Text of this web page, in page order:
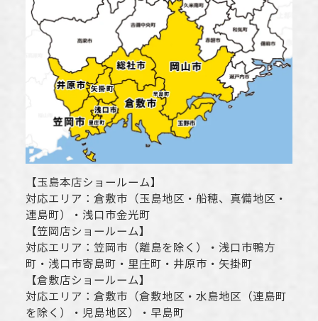
【玉島本店ショールーム】
対応エリア： 倉敷市 （玉島地区・船穂、真備地区・
連島町）・ 浅口市金光町
【笠岡店ショールーム】
対応エリア： 笠岡市（離島を除く） ・ 浅口市鴨方
町・ 浅口市寄島町・里庄町・ 井原市 ・矢掛町
【倉敷店ショールーム】
対応エリア： 倉敷市 （倉敷地区・水島地区（連島町
を除く）・児島地区）・早島町